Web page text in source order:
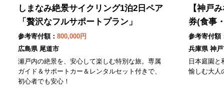
しまなみ絶景サイクリング1泊2日ペア
「贅沢なフルサポートプラン」
参考寄付額： 800,000円
広島県 尾道市
瀬戸内の絶景を、安心して楽しむ特別な旅。専属
ガイド＆サポートカー＆レンタルセット付きで、
初心者でも安心！
【神戸
券(食事
参考寄付額
兵庫県 神
日本庭園と
愉しむ大人